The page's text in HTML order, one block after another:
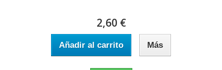
2,60 €
Añadir al carrito Más